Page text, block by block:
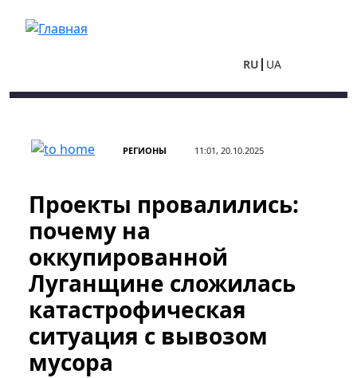
RU UA
РЕГИОНЫ 11:01, 20.10.2025
Проекты провалились:
почему на
оккупированной
Луганщине сложилась
катастрофическая
ситуация с вывозом
мусора